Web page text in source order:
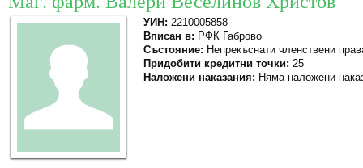
УИН: 2210005858
Вписан в: РФК Габрово
Състояние: Непрекъснати членствени
Придобити кредитни точки: 25
Наложени наказания: Няма наложени